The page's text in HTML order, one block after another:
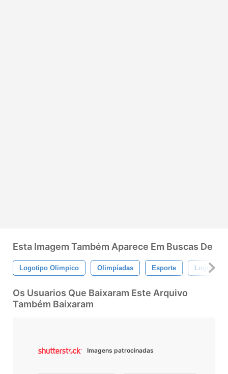
Esta Imagem Também Aparece Em Buscas De
Logotipo Olimpico Olimpíadas Esporte Logotipo
Os Usuarios Que Baixaram Este Arquivo
Também Baixaram
Imagens patrocinadas